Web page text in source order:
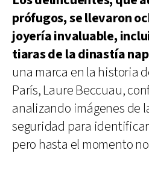
prófugos, se llevaron
joyería invaluable,
tiaras de la dinastía
una marca en la historia
París, Laure Beccuau,
analizando imágenes de
seguridad para
pero hasta el momento